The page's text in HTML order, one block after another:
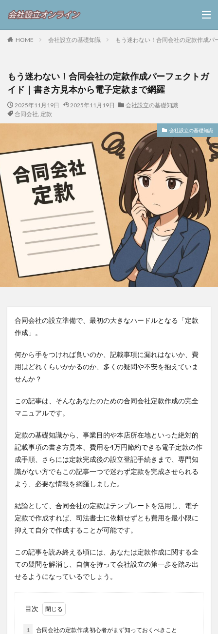
HOME 会社設立の基礎知識 もう迷わない！合同会社の定款作成
もう迷わない！合同会社の定款作成パーフェクトガ
イド｜書き方見本から電子定款まで網羅
2025年11月19日 2025年11月19日
会社設立の基礎知識
合同会社, 定款
会社設立の基礎知識
合同会社の設立準備で、最初の大きなハードルとなる「定款
作成」。
何から手をつければ良いのか、記載事項に漏れはないか、費
用はどれくらいかかるのか、多くの疑問や不安を抱えていま
せんか？
この記事は、そんなあなたのための合同会社定款作成の完全
マニュアルです。
定款の基礎知識から、事業目的や本店所在地といった絶対的
記載事項の書き方見本、費用を4万円節約できる電子定款の作
成手順、さらには定款完成後の設立登記手続きまで、専門知
識がない方でもこの記事一つで迷わず定款を完成させられる
よう、必要な情報を網羅しました。
結論として、合同会社の定款はテンプレートを活用し、電子
定款で作成すれば、司法書士に依頼せずとも費用を最小限に
抑えて自分で作成することが可能です。
この記事を読み終える頃には、あなたは定款作成に関する全
ての疑問を解消し、自信を持って会社設立の第一歩を踏み出
せるようになっているでしょう。
目次
1 合同会社の定款作成 初心者がまず知っておくべきこと